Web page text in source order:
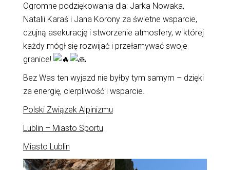
Ogromne podziękowania dla: Jarka Nowaka,
Natalii Karaś i Jana Korony za świetne wsparcie,
czujną asekurację i stworzenie atmosfery, w której
każdy mógł się rozwijać i przełamywać swoje
granice!
Bez Was ten wyjazd nie byłby tym samym – dzięki
za energię, cierpliwość i wsparcie.
Polski Związek Alpinizmu
Lublin – Miasto Sportu
Miasto Lublin